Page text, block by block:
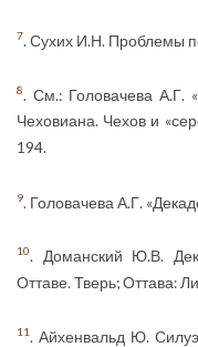
7. Сухих И.Н. Проблемы
8
. См.: Головачева А.Г.
Чеховиана. Чехов и
194.
9 . Головачева А.Г.
10. Доманский Ю.В.
Оттаве. Тверь; Оттава:
11. Айхенвальд Ю.